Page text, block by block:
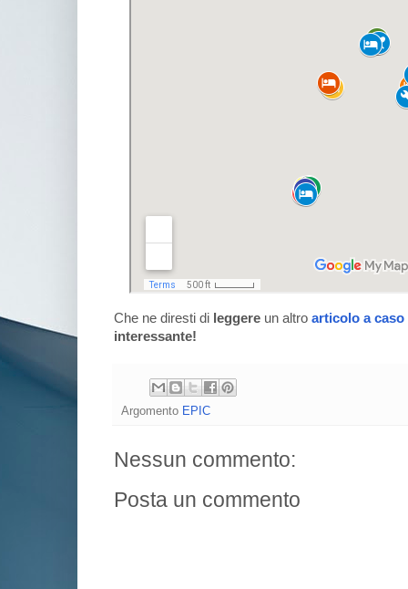
Che ne diresti di leggere un altro articolo a caso
interessante!
Argomento EPIC
Nessun commento:
Posta un commento